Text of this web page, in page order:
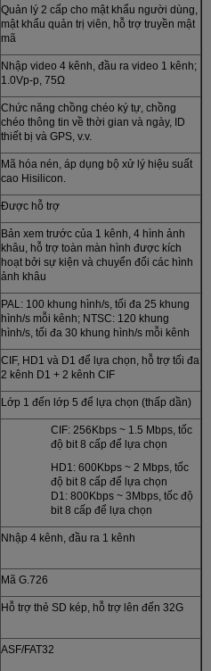
Quản lý 2 cấp cho mật khẩu người dùng,
mật khẩu quản trị viên, hỗ trợ truyền mật
mã
Nhập video 4 kênh, đầu ra video 1 kênh;
1.0Vp-p, 75Ω
Chức năng chồng chéo ký tự, chồng
chéo thông tin về thời gian và ngày, ID
thiết bị và GPS, v.v.
Mã hóa nén, áp dụng bộ xử lý hiệu suất
cao Hisilicon.
Được hỗ trợ
Bản xem trước của 1 kênh, 4 hình ảnh
khâu, hỗ trợ toàn màn hình được kích
hoạt bởi sự kiện và chuyển đổi các hình
ảnh khâu
PAL: 100 khung hình/s, tối đa 25 khung
hình/s mỗi kênh; NTSC: 120 khung
hình/s, tối đa 30 khung hình/s mỗi kênh
CIF, HD1 và D1 để lựa chọn, hỗ trợ tối đa
2 kênh D1 + 2 kênh CIF
Lớp 1 đến lớp 5 để lựa chọn (thấp dần)
CIF: 256Kbps ~ 1.5 Mbps, tốc
độ bit 8 cấp để lựa chọn
HD1: 600Kbps ~ 2 Mbps, tốc
độ bit 8 cấp để lựa chọn
D1: 800Kbps ~ 3Mbps, tốc độ
bit 8 cấp để lựa chọn
Nhập 4 kênh, đầu ra 1 kênh
Mã G.726
Hỗ trợ thẻ SD kép, hỗ trợ lên đến 32G
ASF/FAT32